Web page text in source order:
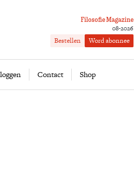
Filosofie Magazine
08-2026
Bestellen Word abonnee
Contact Shop
Word abonnee